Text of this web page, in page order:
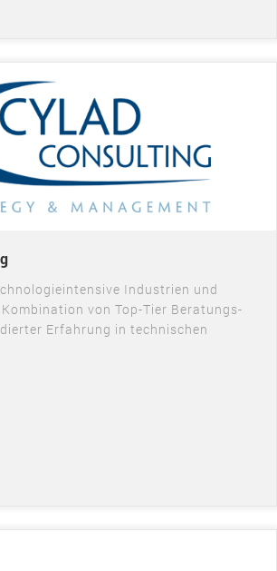
Industrien und
von Top-Tier Beratungs-
Erfahrung in technischen